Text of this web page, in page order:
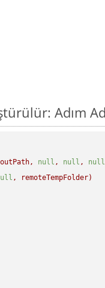
Adım
outPath, null , null , null
,
remoteTempFolder)